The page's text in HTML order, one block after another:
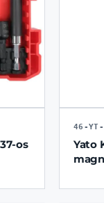
os
46-
Yato